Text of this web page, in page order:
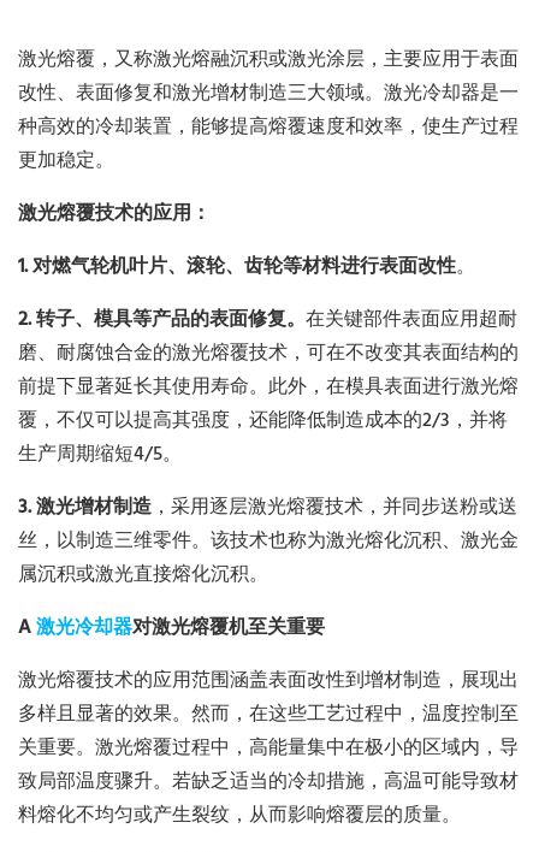
激光熔覆，又称激光熔融沉积或激光涂层，主要应用于表面
改性、表面修复和激光增材制造三大领域。激光冷却器是一
种高效的冷却装置，能够提高熔覆速度和效率，使生产过程
更加稳定。
激光熔覆技术的应用：
1. 对燃气轮机叶片、滚轮、齿轮等材料进行表面改性。
2. 转子、模具等产品的表面修复。 在关键部件表面应用超耐
磨、耐腐蚀合金的激光熔覆技术，可在不改变其表面结构的
前提下显著延长其使用寿命。此外，在模具表面进行激光熔
覆，不仅可以提高其强度，还能降低制造成本的2/3，并将
生产周期缩短4/5。
3. 激光增材制造 ，采用逐层激光熔覆技术，并同步送粉或送
丝，以制造三维零件。该技术也称为激光熔化沉积、激光金
属沉积或激光直接熔化沉积。
A激光冷却器对激光熔覆机至关重要
激光熔覆技术的应用范围涵盖表面改性到增材制造，展现出
多样且显著的效果。然而，在这些工艺过程中，温度控制至
关重要。激光熔覆过程中，高能量集中在极小的区域内，导
致局部温度骤升。若缺乏适当的冷却措施，高温可能导致材
料熔化不均匀或产生裂纹，从而影响熔覆层的质量。